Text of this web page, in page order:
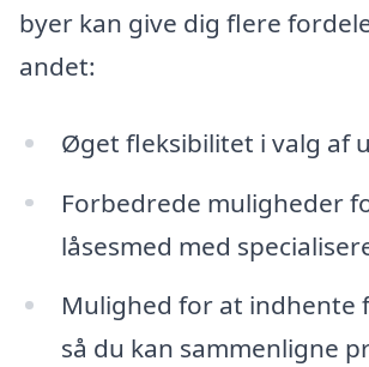
byer kan give dig flere
andet:
Øget fleksibilitet i valg af
Forbedrede muligheder
låsesmed med
Mulighed for at indhente
så du kan sammenligne